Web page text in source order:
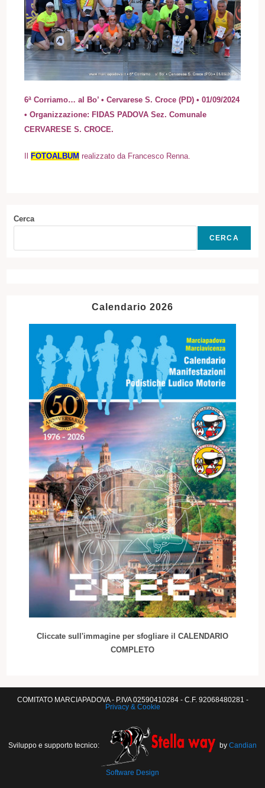
6ª Corriamo… al Bo’ • Cervarese S. Croce (PD) • 01/09/2024
• Organizzazione: FIDAS PADOVA Sez. Comunale
CERVARESE S. CROCE.
FOTOALBUM realizzato da Francesco Renna.
Cerca
CERCA
Calendario 2026
Cliccate sull'immagine per sfogliare il CALENDARIO
COMPLETO
COMITATO MARCIAPADOVA - P.IVA 02590410284 - C.F. 92068480281 -
Privacy & Cookie
Sviluppo e supporto tecnico: by Candian
Software Design